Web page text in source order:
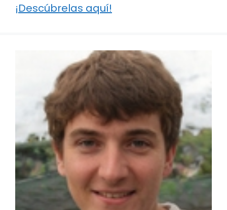
¡Descúbrelas aquí!